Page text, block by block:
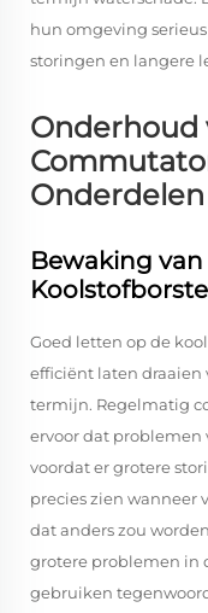
hun omgeving
storingen en langere
Onderhoud
Onderdelen
Bewaking
Goed letten op de
efficiënt laten
termijn. Regelmatig
ervoor dat
voordat er grotere
precies zien wanneer
dat anders zou
grotere problemen in
gebruiken